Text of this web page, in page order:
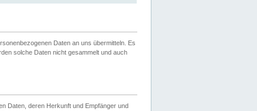
Daten an uns übermitteln. Es
solche Daten nicht gesammelt und auch
Daten, deren Herkunft und Empfänger und